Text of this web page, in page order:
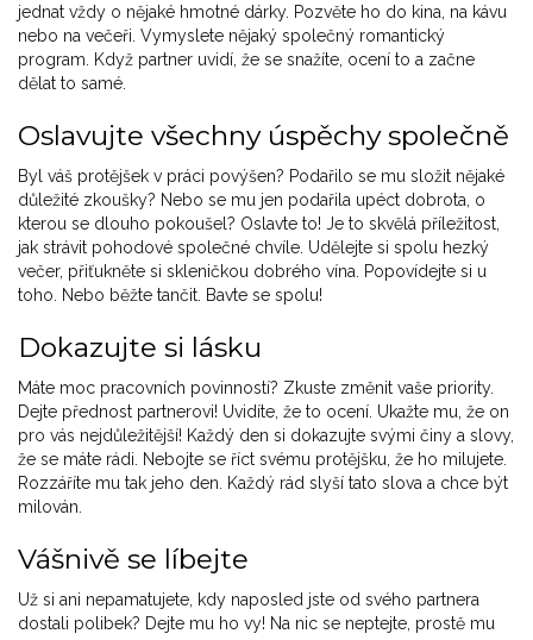
jednat vždy o nějaké hmotné dárky. Pozvěte ho do kina, na kávu
nebo na večeři. Vymyslete nějaký společný romantický
program. Když partner uvidí, že se snažíte, ocení to a začne
dělat to samé.
Oslavujte všechny úspěchy společně
Byl váš protějšek v práci povýšen? Podařilo se mu složit nějaké
důležité zkoušky? Nebo se mu jen podařila upéct dobrota, o
kterou se dlouho pokoušel? Oslavte to! Je to skvělá příležitost,
jak strávit pohodové společné chvíle. Udělejte si spolu hezký
večer, přiťukněte si skleničkou dobrého vína. Popovídejte si u
toho. Nebo běžte tančit. Bavte se spolu!
Dokazujte si lásku
Máte moc pracovních povinností? Zkuste změnit vaše priority.
Dejte přednost partnerovi! Uvidíte, že to ocení. Ukažte mu, že on
pro vás nejdůležitější! Každý den si dokazujte svými činy a slovy,
že se máte rádi. Nebojte se říct svému protějšku, že ho milujete.
Rozzáříte mu tak jeho den. Každý rád slyší tato slova a chce být
milován.
Vášnivě se líbejte
Už si ani nepamatujete, kdy naposled jste od svého partnera
dostali polibek? Dejte mu ho vy! Na nic se neptejte, prostě mu